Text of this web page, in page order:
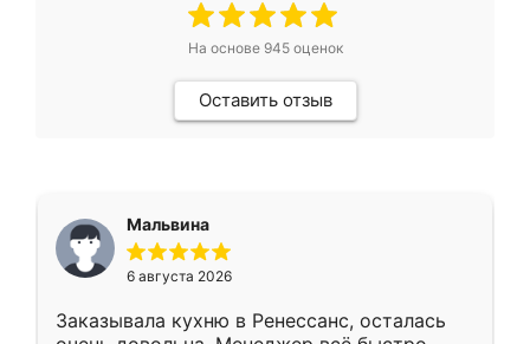
На основе 945оценок
Оставить отзыв
Мальвина
6 августа 2026
Заказывала кухню в Ренессанс, осталась